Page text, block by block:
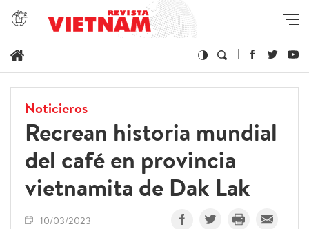
Noticieros
Recrean historia mundial
del café en provincia
vietnamita de Dak Lak
10/03/2023